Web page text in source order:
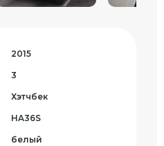
2015
3
Хэтчбек
HA36S
белый